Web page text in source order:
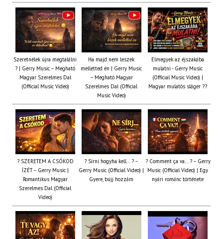
Szeretnélek újra megtalálni
? | Gerry Music – Megható
Magyar Szerelmes Dal
(Official Music Video)
Ha majd nem leszek
melletted én | Gerry Music
– Megható Magyar
Szerelmes Dal (Official
Music Video)
Elmegyek az éjszakába
mulatni - Gerry Music
(Official Music Video) |
Magyar mulatós sláger ??
? SZERETEM A CSÓKOD
ÍZÉT – Gerry Music |
Romantikus Magyar
Szerelmes Dal (Official
Video)
? Sírni hogyha kell… ? –
Gerry Music (Official Video) |
Gyere, bújj hozzám
? Comment ça va… ? – Gerry
Music (Official Video) | Egy
nyári románc története